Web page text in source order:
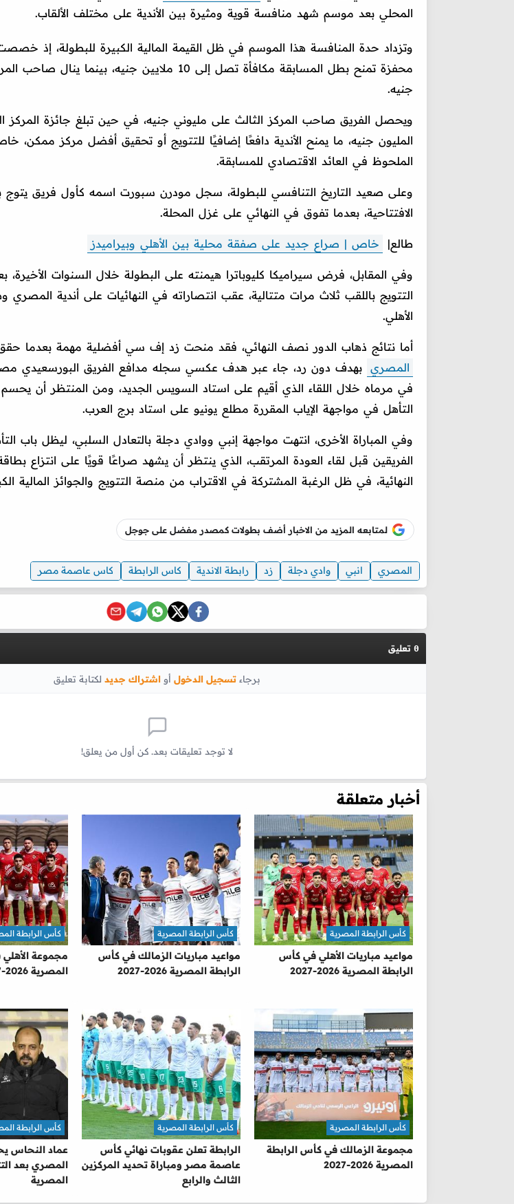
المحلي بعد موسم شهد منافسة قوية ومثيرة بين الأندية على مختلف الألقاب.
وتزداد حدة المنافسة هذا الموسم في ظل القيمة المالية الكبيرة للبطولة، إذ
جنيه.
ويحصل الفريق صاحب المركز الثالث على مليوني جنيه، في حين تبلغ جائزة المركز
المليون جنيه، ما يمنح الأندية دافعًا إضافيًا للتتويج أو تحقيق أفضل مركز ممكن،
الملحوظ في العائد الاقتصادي للمسابقة.
وعلى صعيد التاريخ التنافسي للبطولة، سجل مودرن سبورت اسمه كأول فريق يتوج
الافتتاحية، بعدما تفوق في النهائي على غزل المحلة.
طالع| خاص | صراع جديد على صفقة محلية بين الأهلي وبيراميدز
وفي المقابل، فرض سيراميكا كليوباترا هيمنته على البطولة خلال السنوات
التتويج باللقب ثلاث مرات متتالية، عقب انتصاراته في النهائيات على أندية المصري
الأهلي.
أما نتائج ذهاب الدور نصف النهائي، فقد منحت زد إف سي أفضلية مهمة بعدما حقق
المصري بهدف دون رد، جاء عبر هدف عكسي سجله مدافع الفريق البورسعيدي
في مرماه خلال اللقاء الذي أقيم على استاد السويس الجديد، ومن المنتظر أن
التأهل في مواجهة الإياب المقررة مطلع يونيو على استاد برج العرب.
وفي المباراة الأخرى، انتهت مواجهة إنبي ووادي دجلة بالتعادل السلبي، ليظل باب
الفريقين قبل لقاء العودة المرتقب، الذي ينتظر أن يشهد صراعًا قويًا على انتزاع بطاقة
النهائية، في ظل الرغبة المشتركة في الاقتراب من منصة التتويج والجوائز المالية
لمتابعه المزيد من الاخبار أضف بطولات كمصدر مفضل على جوجل
المصري انبي وادي دجلة زد رابطة الاندية كاس الرابطة كاس عاصمة مصر
0 تعليق
برجاء تسجيل الدخول أو اشتراك جديد لكتابة تعليق
لا توجد تعليقات بعد. كن أول من يعلق!
أخبار متعلقة
مواعيد مباريات الأهلي في كأس
الرابطة المصرية 2026-2027
كأس الرابطة المصرية
مواعيد مباريات الزمالك في كأس
الرابطة المصرية 2026-2027
كأس الرابطة المصرية
مجموعة
المصرية 2026-2027
كأس الرابطة
مجموعة الزمالك في كأس الرابطة
المصرية 2026-2027
كأس الرابطة المصرية
الرابطة تعلن عقوبات نهائي كأس
عاصمة مصر ومباراة تحديد المركزين
الثالث والرابع
كأس الرابطة المصرية
عماد النحاس
المصري بعد
المصرية
كأس الرابطة